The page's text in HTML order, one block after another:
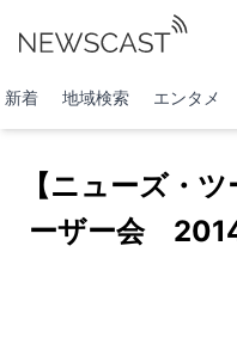
新着 地域検索 エンタメ
【ニューズ・
ーザー会